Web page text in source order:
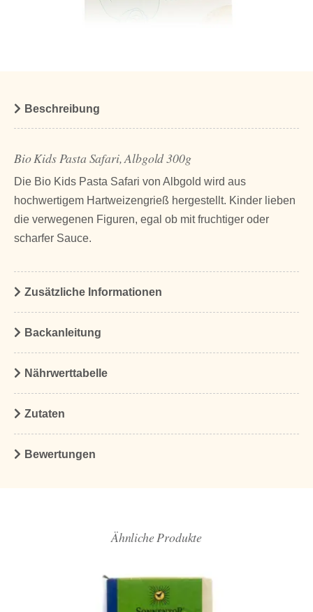
Beschreibung
Bio Kids Pasta Safari, Albgold 300g
Die Bio Kids Pasta Safari von Albgold wird aus
hochwertigem Hartweizengrieß hergestellt. Kinder lieben
die verwegenen Figuren, egal ob mit fruchtiger oder
scharfer Sauce.
Zusätzliche Informationen
Backanleitung
Nährwerttabelle
Zutaten
Bewertungen
Ähnliche Produkte